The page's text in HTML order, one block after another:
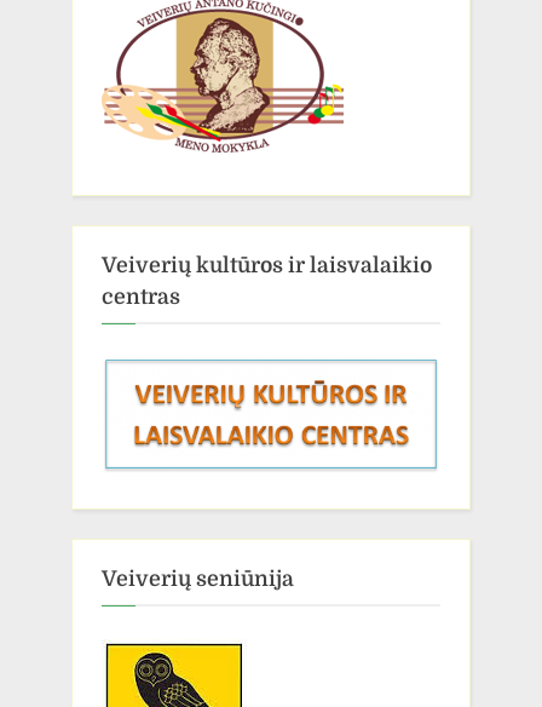
Veiverių kultūros ir laisvalaikio
centras
Veiverių seniūnija